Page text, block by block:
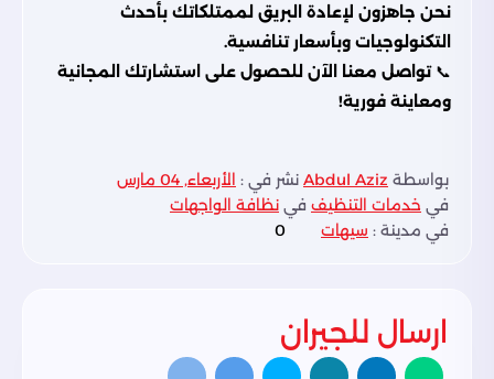
نحن جاهزون لإعادة البريق لممتلكاتك بأحدث
التكنولوجيات وبأسعار تنافسية.
📞تواصل معنا الآن للحصول على استشارتك المجانية
ومعاينة فورية!
بواسطة Abdul Aziz نشر في : الأربعاء, 04 مارس
في خدمات التنظيف في نظافة الواجهات
في مدينة : سيهات 0
ارسال للجيران